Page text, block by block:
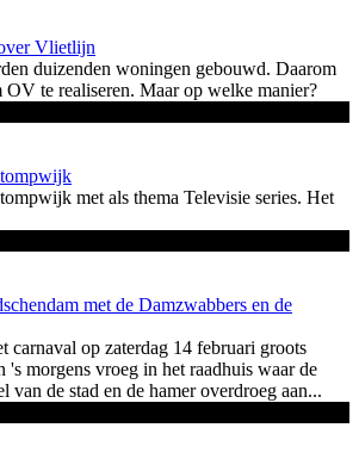
Vlietlijn
duizenden woningen gebouwd. Daarom
OV te realiseren. Maar op welke manier?
met als thema Televisie series. Het
met de Damzwabbers en de
carnaval op zaterdag 14 februari groots
's morgens vroeg in het raadhuis waar de
van de stad en de hamer overdroeg aan...